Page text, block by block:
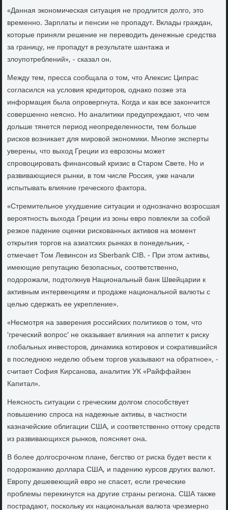
«Данная экономическая ситуация не продлится долго, это
временно. Зарплаты и пенсии не пропадут. Вклады граждан,
которые приняли решение не переводить денежные средства
за границу, не пропадут в результате шантажа и
злоупотреблений», - сказал он.
Между тем, пресса сообщала о том, что Алексис Ципрас
согласился на условия кредиторов, однако позже эта
информация была опровергнута. Когда и как все закончится
совершенно неясно. Но аналитики предупреждают, что чем
дольше тянется период неопределенности, тем больше
рисков возникает для мировой экономики. Многие эксперты
уверены, что выход Греции из еврозоны может
спровоцировать финансовый кризис в Старом Свете. Но и
развивающиеся рынки, в том числе Россия, уже начали
испытывать влияние греческого фактора.
«Стремительное ухудшение ситуации и однозначно возросшая
вероятность выхода Греции из зоны евро повлекли за собой
резкое падение оценки рискованных активов на момент
открытия торгов на азиатских рынках в понедельник, -
отмечает Том Левинсон из Sberbank CIB. - При этом активы,
имеющие репутацию безопасных, соответственно,
подорожали, подтолкнув Национальный банк Швейцарии к
активным интервенциям и продаже национальной валюты с
целью сдержать ее укрепление».
«Несмотря на заверения российских политиков о том, что
'греческий вопрос' не оказывает влияния на аппетит к риску
глобальных инвесторов, динамика котировок и сократившийся
в последнюю неделю объем торгов указывают на обратное», -
считает София Кирсанова, аналитик УК «Райффайзен
Капитал».
Неясность ситуации с греческим долгом способствует
повышению спроса на надежные активы, в частности
казначейские облигации США, и соответственно оттоку средств
из развивающихся рынков, поясняет она.
В более долгосрочном плане, бегство от риска будет вести к
подорожанию доллара США, и падению курсов других валют.
Европу дешевеющий евро не спасет, если греческие
проблемы перекинутся на другие страны региона. США также
пострадают, поскольку их национальная валюта чрезмерно